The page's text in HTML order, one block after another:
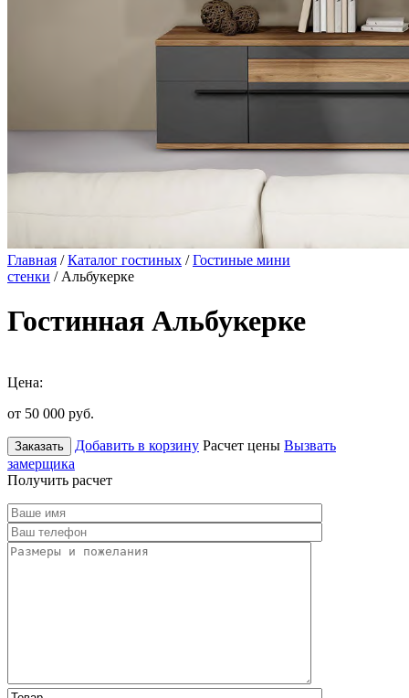
Главная /Каталог гостиных /Гостиные мини
стенки / Альбукерке
Гостинная Альбукерке
Цена:
от 50 000 руб.
Заказать Добавить в корзину Расчет цены Вызвать
замерщика
Получить расчет